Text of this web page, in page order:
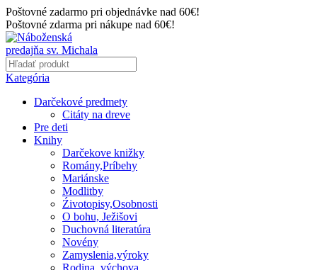
Poštovné zadarmo pri objednávke nad 60€!
Poštovné zdarma pri nákupe nad 60€!
Kategória
Darčekové predmety
Citáty na dreve
Pre deti
Knihy
Darčekove knižky
Romány,Príbehy
Mariánske
Modlitby
Źivotopisy,Osobnosti
O bohu, Ježišovi
Duchovná literatúra
Novény
Zamyslenia,výroky
Rodina, výchova